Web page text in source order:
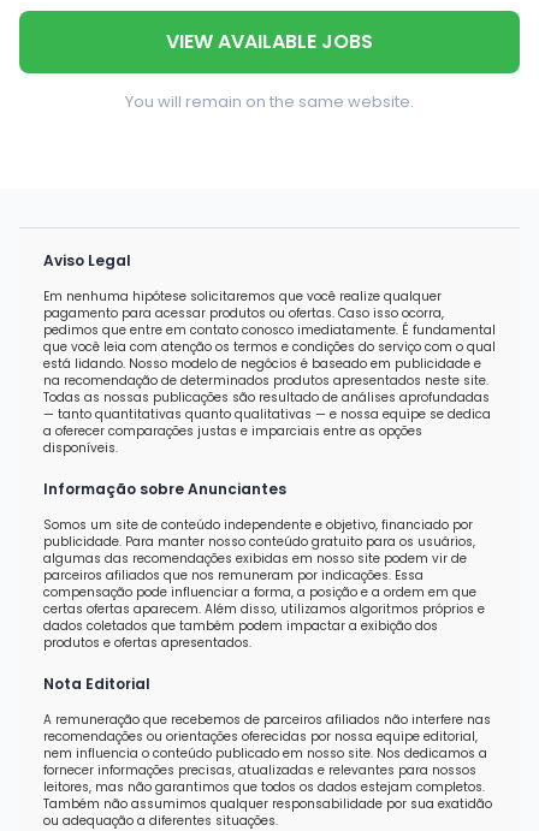
VIEW AVAILABLE JOBS
You will remain on the same website.
Aviso Legal
Em nenhuma hipótese solicitaremos que você realize qualquer
pagamento para acessar produtos ou ofertas. Caso isso ocorra,
pedimos que entre em contato conosco imediatamente. É fundamental
que você leia com atenção os termos e condições do serviço com o qual
está lidando. Nosso modelo de negócios é baseado em publicidade e
na recomendação de determinados produtos apresentados neste site.
Todas as nossas publicações são resultado de análises aprofundadas
— tanto quantitativas quanto qualitativas — e nossa equipe se dedica
a oferecer comparações justas e imparciais entre as opções
disponíveis.
Informação sobre Anunciantes
Somos um site de conteúdo independente e objetivo, financiado por
publicidade. Para manter nosso conteúdo gratuito para os usuários,
algumas das recomendações exibidas em nosso site podem vir de
parceiros afiliados que nos remuneram por indicações. Essa
compensação pode influenciar a forma, a posição e a ordem em que
certas ofertas aparecem. Além disso, utilizamos algoritmos próprios e
dados coletados que também podem impactar a exibição dos
produtos e ofertas apresentados.
Nota Editorial
A remuneração que recebemos de parceiros afiliados não interfere nas
recomendações ou orientações oferecidas por nossa equipe editorial,
nem influencia o conteúdo publicado em nosso site. Nos dedicamos a
fornecer informações precisas, atualizadas e relevantes para nossos
leitores, mas não garantimos que todos os dados estejam completos.
Também não assumimos qualquer responsabilidade por sua exatidão
ou adequação a diferentes situações.